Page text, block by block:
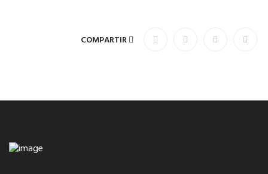
COMPARTIR